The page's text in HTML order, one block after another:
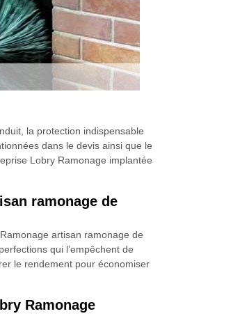
la protection indispensable
dans le devis ainsi que le
Lobry Ramonage implantée
ramonage de
artisan ramonage de
qui l’empêchent de
le rendement pour économiser
Ramonage